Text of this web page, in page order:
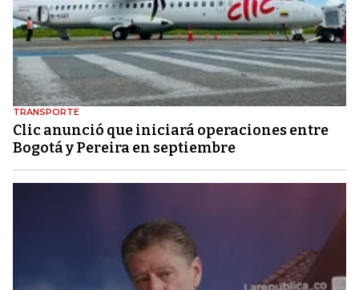
TRANSPORTE
Clic anunció que iniciará operaciones entre
Bogotá y Pereira en septiembre